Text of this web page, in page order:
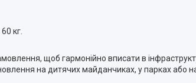
кг.
щоб гармонійно вписати в
на дитячих майданчиках, у парках або